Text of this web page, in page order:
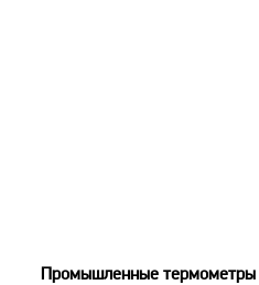
Промышленные термометры